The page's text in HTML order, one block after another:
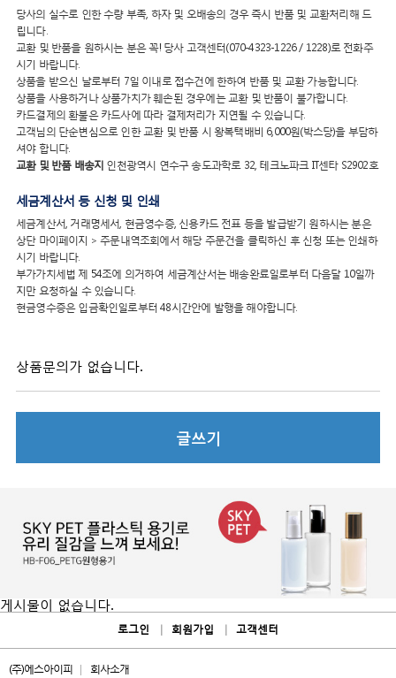
당사의 실수로 인한 수량 부족, 하자 및 오배송의 경우 즉시 반품 및 교환처리해 드
립니다.
교환 및 반품을 원하시는 분은 꼭! 당사 고객센터(070-4323-1226 / 1228)로 전화주
시기 바랍니다.
상품을 받으신 날로부터 7일 이내로 접수건에 한하여 반품 및 교환 가능합니다.
상품을 사용하거나 상품가치가 훼손된 경우에는 교환 및 반품이 불가합니다.
카드결제의 환불은 카드사에 따라 결제처리가 지연될 수 있습니다.
고객님의 단순변심으로 인한 교환 및 반품 시 왕복택배비 6,000원(박스당)을 부담하
셔야 합니다.
교환 및 반품 배송지 인천광역시 연수구 송도과학로 32, 테크노파크 IT센타 S2902호
세금계산서 등 신청 및 인쇄
세금계산서, 거래명세서, 현금영수증, 신용카드 전표 등을 발급받기 원하시는 분은
상단 마이페이지 > 주문내역조회에서 해당 주문건을 클릭하신 후 신청 또는 인쇄하
시기 바랍니다.
부가가치세법 제 54조에 의거하여 세금계산서는 배송완료일로부터 다음달 10일까
지만 요청하실 수 있습니다.
현금영수증은 입금확인일로부터 48시간안에 발행을 해야합니다.
상품문의가 없습니다.
글쓰기
게시물이 없습니다.
로그인 회원가입 고객센터
(주)에스아이피 회사소개